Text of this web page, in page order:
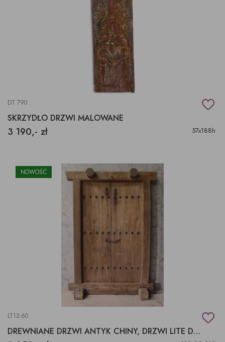
DT 790
SKRZYDŁO DRZWI MALOWANE
3 190,- zł 57x188h
NOWOŚĆ
LT12-60
DREWNIANE DRZWI ANTYK CHINY, DRZWI LITE DREWNO ORYGINALNA DEKORACJA WE WNĘTRZACH